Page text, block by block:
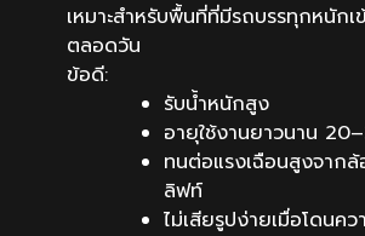
เหมาะสำหรับพื้นที่ที่มีรถบรรทุกหนัก
ตลอดวัน
ข้อดี:
รับน้ำหนักสูง
อายุใช้งานยาวนาน
ทนต่อแรงเฉือนสูงจาก
ลิฟท์
ไม่เสียรูปง่ายเมื่อโดนคว